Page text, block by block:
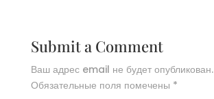
Submit a Comment
Ваш адрес email не будет опубликован.
Обязательные поля помечены *